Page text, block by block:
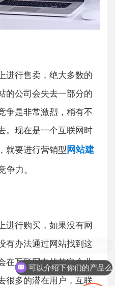
进行售卖，绝大多数的
的公司会失去一部分的
争是非常激烈，稍有不
。现在是一个互联网时
就要进行营销型 网站建
争力。
进行购买，如果没有网
有办法通过网站找到这
在互联网中的其它企业
很多的潜在用户，互联
可以介绍下你们的产品么
现在有优惠活动吗